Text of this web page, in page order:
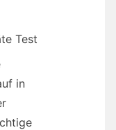
in